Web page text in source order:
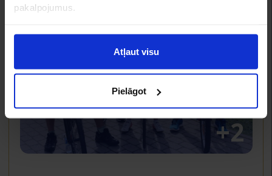
pakalpojumus.
Atļaut visu
Pielāgot
+2